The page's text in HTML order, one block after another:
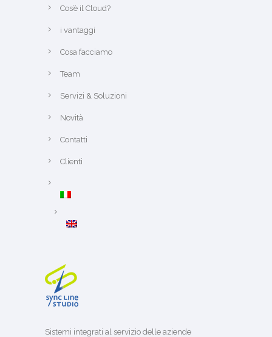
Cos’è il Cloud?
i vantaggi
Cosa facciamo
Team
Servizi & Soluzioni
Novità
Contatti
Clienti
Sistemi integrati al servizio delle aziende